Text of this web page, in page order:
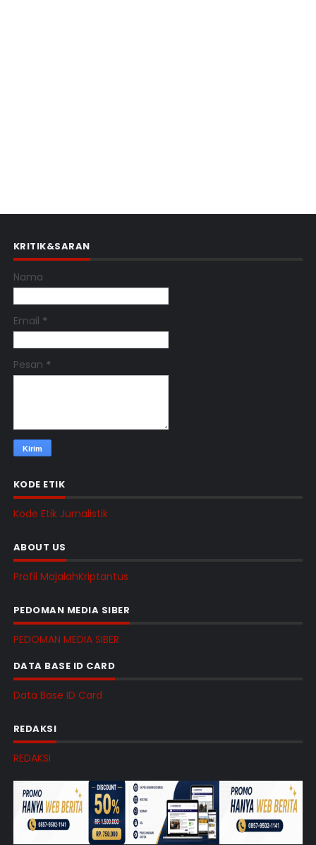
KRITIK&SARAN
Nama
Email *
Pesan *
KODE ETIK
Kode Etik Jurnalistik
ABOUT US
Profil MajalahKriptantus
PEDOMAN MEDIA SIBER
PEDOMAN MEDIA SIBER
DATA BASE ID CARD
Data Base ID Card
REDAKSI
REDAKSI